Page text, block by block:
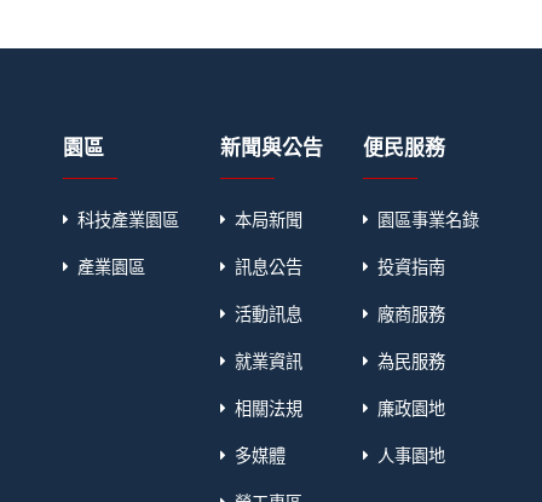
園區
科技產業園區
產業園區
新聞與公告
本局新聞
訊息公告
活動訊息
就業資訊
相關法規
多媒體
便民服務
園區事業名錄
投資指南
廠商服務
為民服務
廉政園地
人事園地